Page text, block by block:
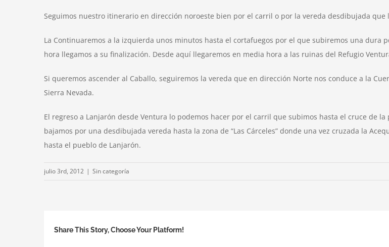
Seguimos nuestro itinerario en dirección noroeste bien por el carril o por la vereda desdibujada
La Continuaremos a la izquierda unos minutos hasta el cortafuegos por el que subiremos una
hora llegamos a su finalización. Desde aquí llegaremos en media hora a las ruinas del Refugio
Si queremos ascender al Caballo, seguiremos la vereda que en dirección Norte nos conduce a la
Sierra Nevada.
El regreso a Lanjarón desde Ventura lo podemos hacer por el carril que subimos hasta el cruce de
bajamos por una desdibujada vereda hasta la zona de “Las Cárceles” donde una vez cruzada la
hasta el pueblo de Lanjarón.
julio 3rd, 2012 | Sin categoría
Share This Story, Choose Your Platform!